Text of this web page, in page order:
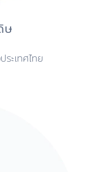
ษ
ะเทศไทย